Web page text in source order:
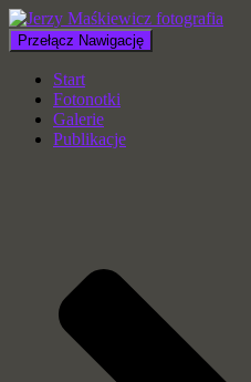
Przełącz Nawigację
Start
Fotonotki
Galerie
Publikacje